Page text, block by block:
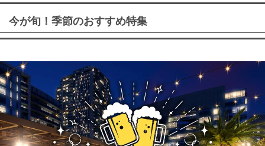
今が旬！季節のおすすめ特集